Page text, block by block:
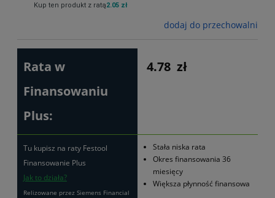
Kup ten produkt z ratą2.05 zł
dodaj do przechowalni
Rata w
Finansowaniu
Plus:
4.78 zł
Tu kupisz na raty Festool
Finansowanie Plus
Jak to działa?
Relizowane przez Siemens Financial
Stała niska rata
Okres finansowania 36
miesięcy
Większa płynność finansowa